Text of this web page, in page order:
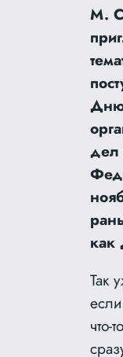
М.
Дню
дел
как
Так
что-